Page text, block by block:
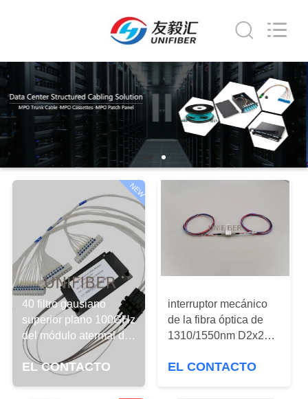
HOGAR
PRODUCTOS
SOBRE
NOSOTROS
VIAJE
DE
LA
FÁBRICA
CONTROL
DE
CALIDAD
NEW
40 filtro gausiano
superior plano 100GHz
del módulo atermal del
AWG DWDM del canal
EL CONTACTO
interruptor mecánico
de la fibra óptica de
1310/1550nm D2x2B
OADM
EL CONTACTO